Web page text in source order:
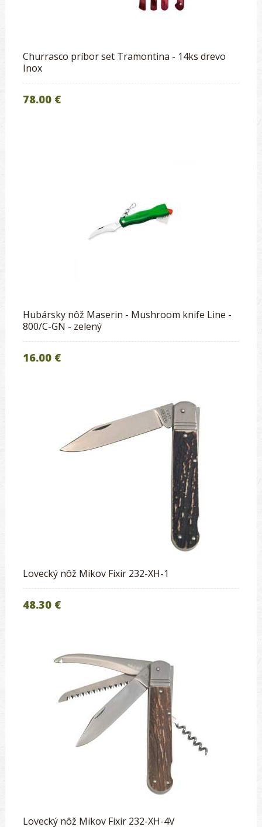
Churrasco príbor set Tramontina - 14ks drevo
Inox
78.00 €
Hubársky nôž Maserin - Mushroom knife Line -
800/C-GN - zelený
16.00 €
Lovecký nôž Mikov Fixir 232-XH-1
48.30 €
Lovecký nôž Mikov Fixir 232-XH-4V